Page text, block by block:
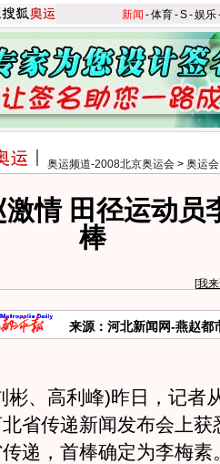
新闻 -体育-S-娱乐
奥运频道-2008北京奥运会 > 奥运
情 田径运动员
棒
[我
来源：河北新闻网-燕赵都
、高利峰)昨日，记者
省传递新闻发布会上获
递，首棒确定为李梅素